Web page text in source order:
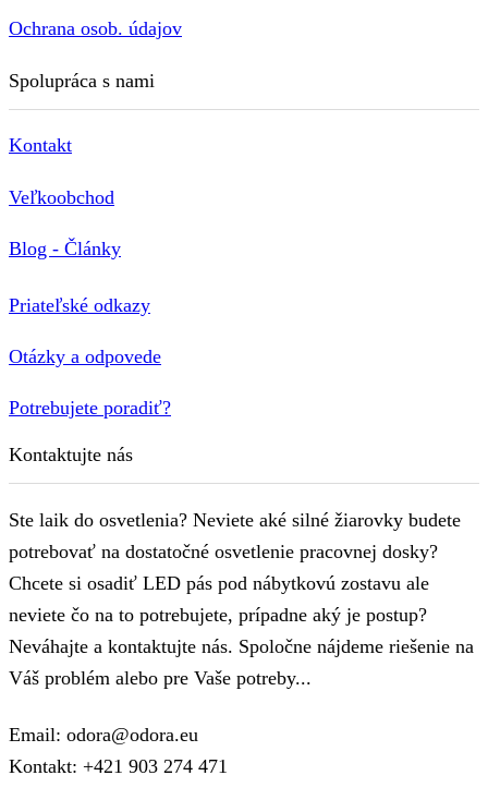
Ochrana osob. údajov
Spolupráca s nami
Kontakt
Veľkoobchod
Blog - Články
Priateľské odkazy
Otázky a odpovede
Potrebujete poradiť?
Kontaktujte nás
Ste laik do osvetlenia? Neviete aké silné žiarovky budete
potrebovať na dostatočné osvetlenie pracovnej dosky?
Chcete si osadiť LED pás pod nábytkovú zostavu ale
neviete čo na to potrebujete, prípadne aký je postup?
Neváhajte a kontaktujte nás. Spoločne nájdeme riešenie na
Váš problém alebo pre Vaše potreby...
Email: odora@odora.eu
Kontakt: +421 903 274 471